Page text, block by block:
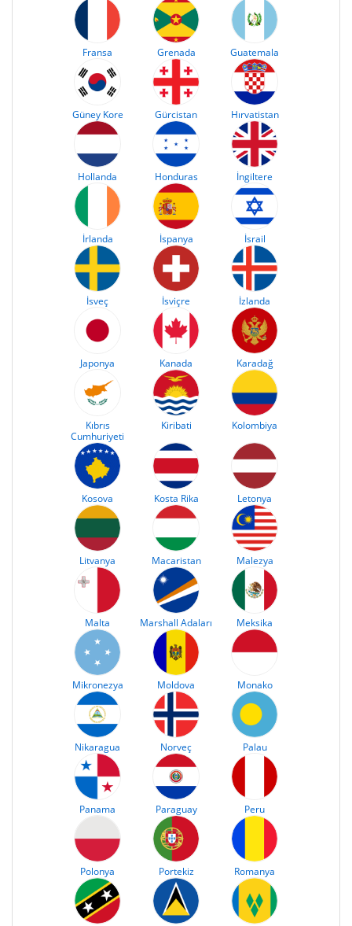
Fransa Grenada Guatemala
Güney Kore Gürcistan Hırvatistan
Hollanda Honduras İngiltere
İrlanda İspanya İsrail
İsveç İsviçre İzlanda
Japonya Kanada Karadağ
Kıbrıs
Cumhuriyeti
Kiribati Kolombiya
Kosova Kosta Rika Letonya
Litvanya Macaristan Malezya
Malta Marshall Adaları Meksika
Mikronezya Moldova Monako
Nikaragua Norveç Palau
Panama Paraguay Peru
Polonya Portekiz Romanya